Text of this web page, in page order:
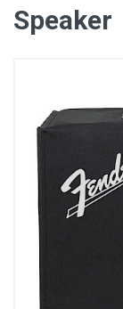
Speaker